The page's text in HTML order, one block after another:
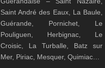
Saint André des Eaux, La Baule,
Guérande, Pornichet, Le
Pouliguen, Herbignac, Le
Croisic, La Turballe, Batz sur
Mer, Piriac, Mesquer, Quimiac…